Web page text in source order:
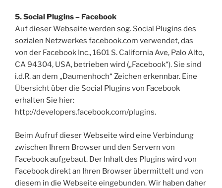
5. Social Plugins – Facebook
Auf dieser Webseite werden sog. Social Plugins des
sozialen Netzwerkes facebook.com verwendet, das
von der Facebook Inc., 1601 S. California Ave, Palo Alto,
CA 94304, USA, betrieben wird („Facebook“). Sie sind
i.d.R. an dem „Daumenhoch“ Zeichen erkennbar. Eine
Übersicht über die Social Plugins von Facebook
erhalten Sie hier:
http://developers.facebook.com/plugins.
Beim Aufruf dieser Webseite wird eine Verbindung
zwischen Ihrem Browser und den Servern von
Facebook aufgebaut. Der Inhalt des Plugins wird von
Facebook direkt an Ihren Browser übermittelt und von
diesem in die Webseite eingebunden. Wir haben daher